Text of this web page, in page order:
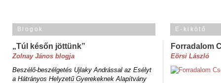
Blogok
„Túl későn jöttünk”
Zolnay János blogja
Beszélő-beszélgetés Ujlaky Andrással az Esélyt
a Hátrányos Helyzetű Gyerekeknek Alapítvány
E-kikötő
Forradalom
Eörsi László